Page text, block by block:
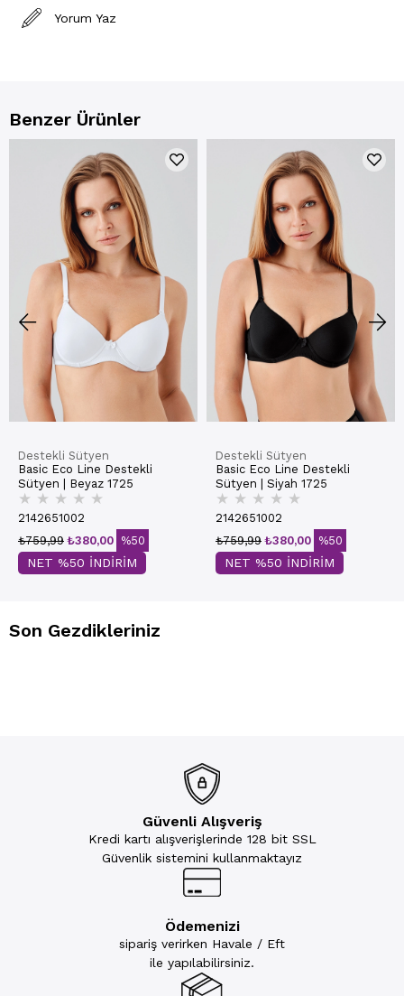
Yorum Yaz
Benzer Ürünler
Destekli Sütyen
Basic Eco Line Destekli
Sütyen | Beyaz 1725
★ ★ ★ ★ ★
2142651002
₺380,00
₺759,99 %50
NET %50 İNDİRİM
Destekli Sütyen
Basic Eco Line Destekli
Sütyen | Siyah 1725
★ ★ ★ ★ ★
2142651002
₺380,00
₺759,99 %50
NET %50 İNDİRİM
Son Gezdikleriniz
Güvenli Alışveriş
Kredi kartı alışverişlerinde 128 bit SSL
Güvenlik sistemini kullanmaktayız
Ödemenizi
sipariş verirken Havale / Eft
ile yapılabilirsiniz.